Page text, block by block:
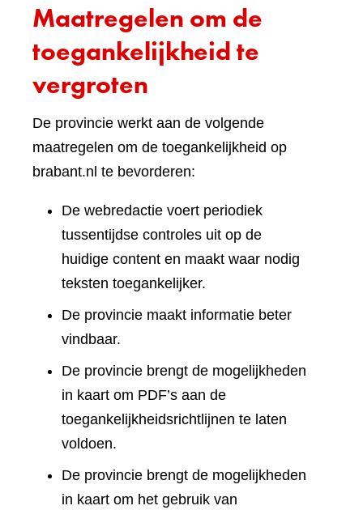
Maatregelen om de
toegankelijkheid te
vergroten
De provincie werkt aan de volgende
maatregelen om de toegankelijkheid op
brabant.nl te bevorderen:
De webredactie voert periodiek
tussentijdse controles uit op de
huidige content en maakt waar nodig
teksten toegankelijker.
De provincie maakt informatie beter
vindbaar.
De provincie brengt de mogelijkheden
in kaart om PDF’s aan de
toegankelijkheidsrichtlijnen te laten
voldoen.
De provincie brengt de mogelijkheden
in kaart om het gebruik van